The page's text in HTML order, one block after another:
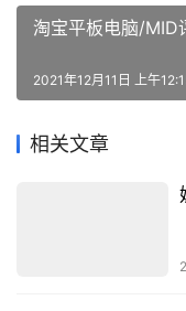
淘宝平板电脑/MID
2021年12月11日 上午
相关文章